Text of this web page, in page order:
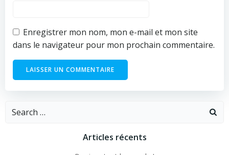
Enregistrer mon nom, mon e-mail et mon site
dans le navigateur pour mon prochain commentaire.
Search
Articles récents